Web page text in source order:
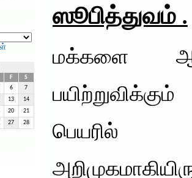
F
S
6 7
13 14
20 21
27 28
ஸூபித்துவம் .
மக்களை
பெயரில்